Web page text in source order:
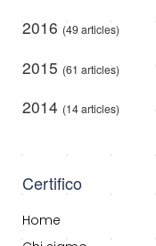
2016 (49 articles)
2015 (61 articles)
2014 (14 articles)
Certifico
Home